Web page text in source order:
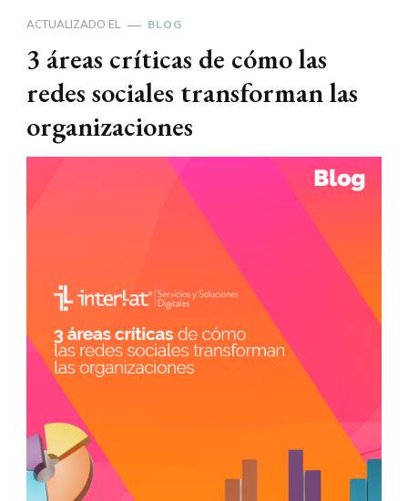
ACTUALIZADO EL BLOG
3 áreas críticas de cómo las
redes sociales transforman las
organizaciones